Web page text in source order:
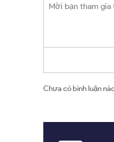
Chưa có bình luận